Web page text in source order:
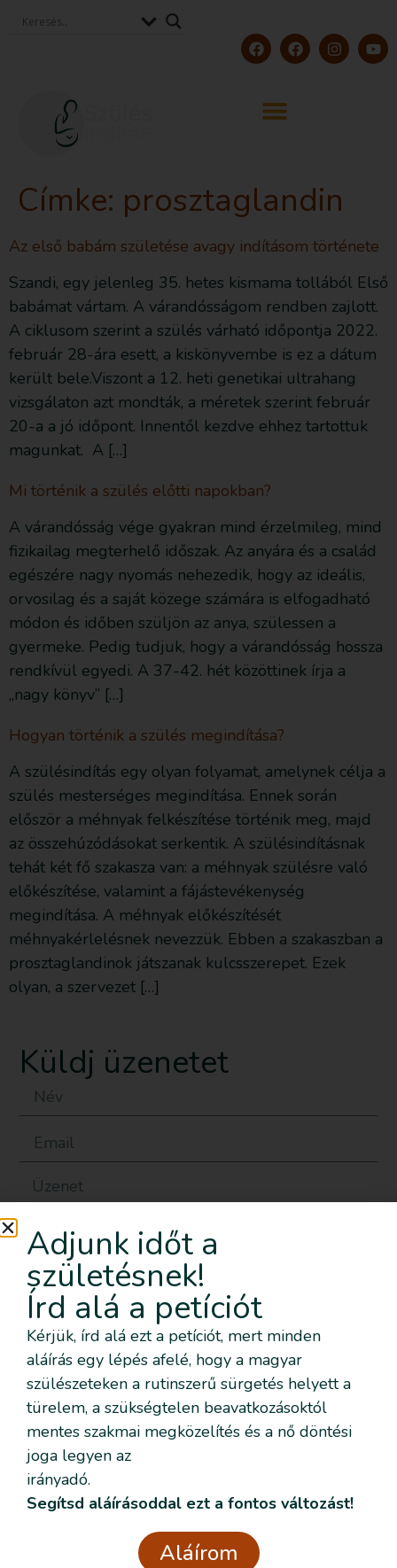
Címke: prosztaglandin
Az első babám születése avagy indításom története
Szandi, egy jelenleg 35. hetes kismama tollából Első
babámat vártam. A várandósságom rendben zajlott.
A ciklusom szerint a szülés várható időpontja 2022.
február 28-ára esett, a kiskönyvembe is ez a dátum
került bele.Viszont a 12. heti genetikai ultrahang
vizsgálaton azt mondták, a méretek szerint február
20-a a jó időpont. Innentől kezdve ehhez tartottuk
magunkat. A […]
Mi történik a szülés előtti napokban?
A várandósság vége gyakran mind érzelmileg, mind
fizikailag megterhelő időszak. Az anyára és a család
egészére nagy nyomás nehezedik, hogy az ideális,
orvosilag és a saját közege számára is elfogadható
módon és időben szüljön az anya, szülessen a
gyermeke. Pedig tudjuk, hogy a várandósság hossza
rendkívül egyedi. A 37-42. hét közöttinek írja a
„nagy könyv” […]
Hogyan történik a szülés megindítása?
A szülésindítás egy olyan folyamat, amelynek célja a
szülés mesterséges megindítása. Ennek során
először a méhnyak felkészítése történik meg, majd
az összehúzódásokat serkentik. A szülésindításnak
tehát két fő szakasza van: a méhnyak szülésre való
előkészítése, valamint a fájástevékenység
megindítása. A méhnyak előkészítését
méhnyakérlelésnek nevezzük. Ebben a szakaszban a
prosztaglandinok játszanak kulcsszerepet. Ezek
olyan, a szervezet […]
Küldj üzenetet
Elolvastam és elogadom az Adatvédelmi
nyilatkozatban foglaltakat.
Küldés
Kapcsolat
info@szulesinditas.hu
Szeretném nyomon követni az
eseményeket emailben is
Adjunk időt a
születésnek!
Írd alá a petíciót
Kérjük, írd alá ezt a petíciót, mert minden
aláírás egy lépés afelé, hogy a magyar
szülészeteken a rutinszerű sürgetés helyett a
türelem, a szükségtelen beavatkozásoktól
mentes szakmai megközelítés és a nő döntési
joga legyen az
irányadó.
Segítsd aláírásoddal ezt a fontos változást!
Aláírom